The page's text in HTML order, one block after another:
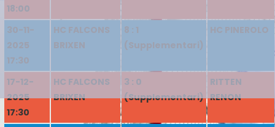
18:00
30-11-
2025
17:30
HC FALCONS
BRIXEN
8 : 1
(Supplementari)
HC PINEROLO
17-12-
2025
17:30
HC FALCONS
BRIXEN
3 : 0
(Supplementari)
RITTEN
RENON